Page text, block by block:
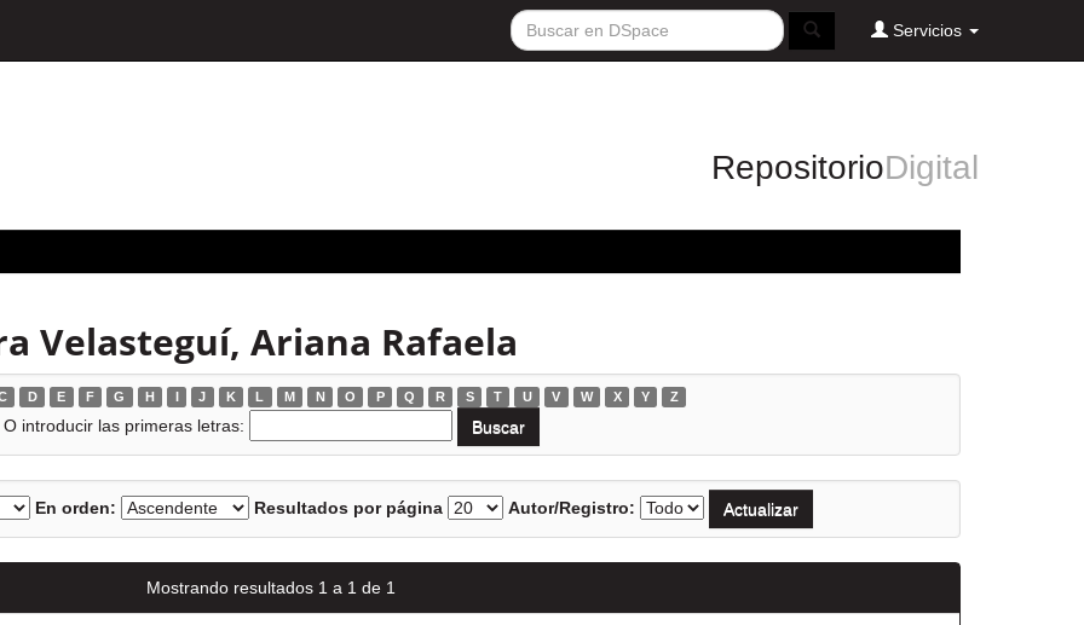
Servicios
RepositorioDigital
Velasteguí, Ariana Rafaela
D E F G H I J K L M N O P Q R S T U V W X Y Z
O introducir las primeras letras:
En orden: Resultados por página Autor/Registro:
Mostrando resultados 1 a 1 de 1